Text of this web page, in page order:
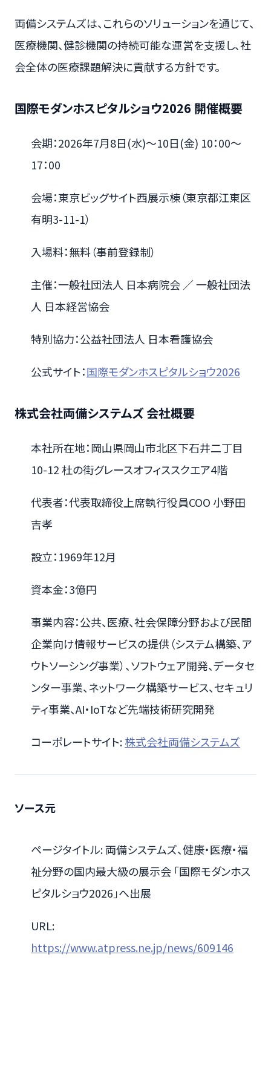
両備システムズは、これらのソリューションを通じて、
医療機関、健診機関の持続可能な運営を支援し、社
会全体の医療課題解決に貢献する方針です。
国際モダンホスピタルショウ2026 開催概要
会期：2026年7月8日(水)～10日(金) 10：00～
17：00
会場：東京ビッグサイト西展示棟（東京都江東区
有明3-11-1）
入場料：無料（事前登録制）
主催：一般社団法人 日本病院会 ／ 一般社団法
人 日本経営協会
特別協力：公益社団法人 日本看護協会
公式サイト：国際モダンホスピタルショウ2026
株式会社両備システムズ 会社概要
本社所在地：岡山県岡山市北区下石井二丁目
10-12 杜の街グレースオフィススクエア4階
代表者：代表取締役上席執行役員COO 小野田
吉孝
設立：1969年12月
資本金：3億円
事業内容：公共、医療、社会保障分野および民間
企業向け情報サービスの提供（システム構築、ア
ウトソーシング事業）、ソフトウェア開発、データセ
ンター事業、ネットワーク構築サービス、セキュリ
ティ事業、AI・IoTなど先端技術研究開発
コーポレートサイト:株式会社両備システムズ
ソース元
ページタイトル: 両備システムズ、健康・医療・福
祉分野の国内最大級の展示会 「国際モダンホス
ピタルショウ2026」へ出展
URL:
https://www.atpress.ne.jp/news/609146